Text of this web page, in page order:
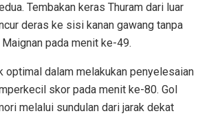
Tembakan keras Thuram dari luar
deras ke sisi kanan gawang tanpa
pada menit ke-49.
optimal dalam melakukan penyelesaian
skor pada menit ke-80. Gol
melalui sundulan dari jarak dekat